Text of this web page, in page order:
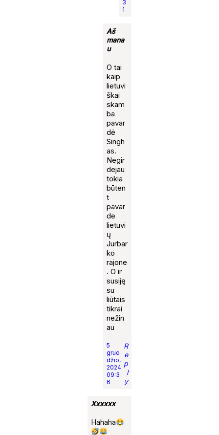
3
1
Aš
mana
u
O tai
kaip
lietuvi
škai
skam
ba
pavar
dė
Singh
as.
Negir
dejau
tokia
būten
t
pavar
de
lietuvi
ų
Jurbar
ko
rajone
. O ir
susiję
su
liūtais
tikrai
nežin
au
5
gruo
džio,
2024
09:3
6
R
e
p
l
y
Xxxxxx
Hahaha